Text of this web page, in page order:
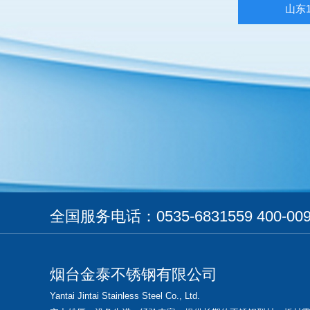
山东
全国服务电话：0535-6831559 400-
烟台金泰不锈钢有限公司
Yantai Jintai Stainless Steel Co., Ltd.